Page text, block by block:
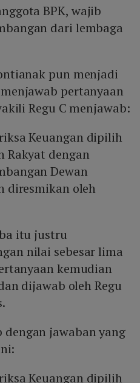
BPK, wajib
dari lembaga
pun menjadi
pertanyaan
Regu C menjawab:
Keuangan dipilih
Rakyat dengan
Dewan
diresmikan oleh
itu justru
nilai sebesar lima
kemudian
dijawab oleh Regu
jawaban yang
Keuangan dipilih